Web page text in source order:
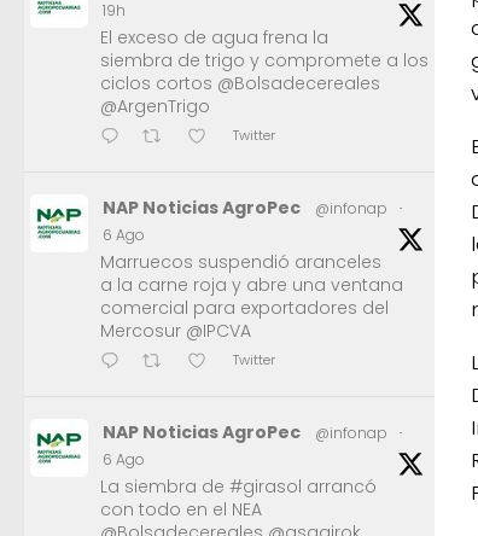
19h
El exceso de agua frena la
siembra de trigo y compromete a los
ciclos cortos @Bolsadecereales
@ArgenTrigo
Twitter
NAP Noticias AgroPec @infonap
·
6 Ago
Marruecos suspendió aranceles
a la carne roja y abre una ventana
comercial para exportadores del
Mercosur @IPCVA
Twitter
NAP Noticias AgroPec @infonap
·
6 Ago
La siembra de #girasol arrancó
con todo en el NEA